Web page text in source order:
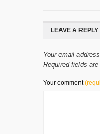
LEAVE A REPLY
Your email
Required fields
Your comment